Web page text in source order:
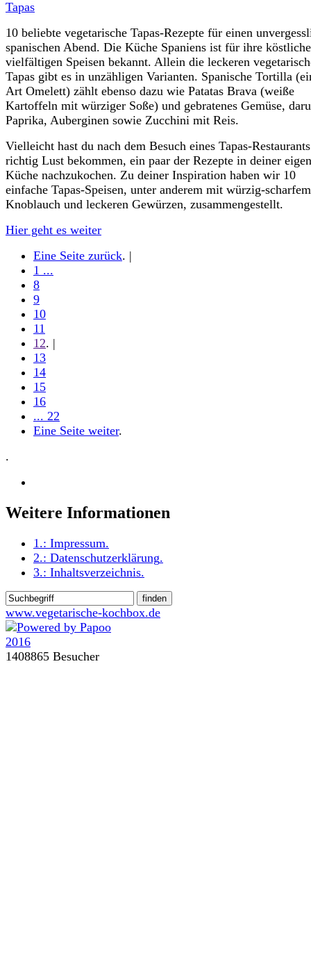
10 beliebte vegetarische Tapas-Rezepte für einen
spanischen Abend. Die Küche Spaniens ist für ihre
vielfältigen Speisen bekannt. Allein die leckeren
Tapas gibt es in unzähligen Varianten. Spanische Tortilla
Art Omelett) zählt ebenso dazu wie Patatas Brava (weiße
Kartoffeln mit würziger Soße) und gebratenes Gemüse,
Paprika, Auberginen sowie Zucchini mit Reis.
Vielleicht hast du nach dem Besuch eines Tapas-
richtig Lust bekommen, ein paar der Rezepte in deiner
Küche nachzukochen. Zu deiner Inspiration haben wir 10
einfache Tapas-Speisen, unter anderem mit würzig-scharfem
Knoblauch und leckeren Gewürzen, zusammengestellt.
Hier geht es weiter
Eine Seite zurück. |
1 ...
8
9
10
11
12. |
13
14
15
16
... 22
Eine Seite weiter.
.
Weitere Informationen
1.: Impressum.
2.: Datenschutzerklärung.
3.: Inhaltsverzeichnis.
www.vegetarische-kochbox.de
1408865 Besucher